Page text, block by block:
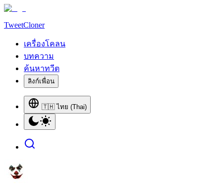
TweetCloner
เครื่องโคลน
บทความ
ค้นหาทวีต
ลิงก์เพื่อน
🇹🇭 ไทย (Thai)